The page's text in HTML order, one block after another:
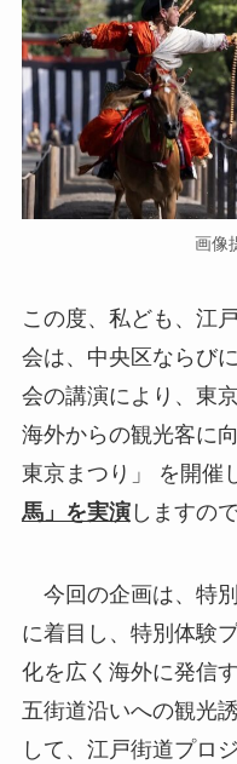
画像
この度、私ども、江
会は、中央区ならび
会の講演により、東
海外からの観光客に
東京まつり」 を開催
馬」を実演しますの
今回の企画は、特
に着目し、特別体験
化を広く海外に発信
五街道沿いへの観光
して、江戸街道プロ